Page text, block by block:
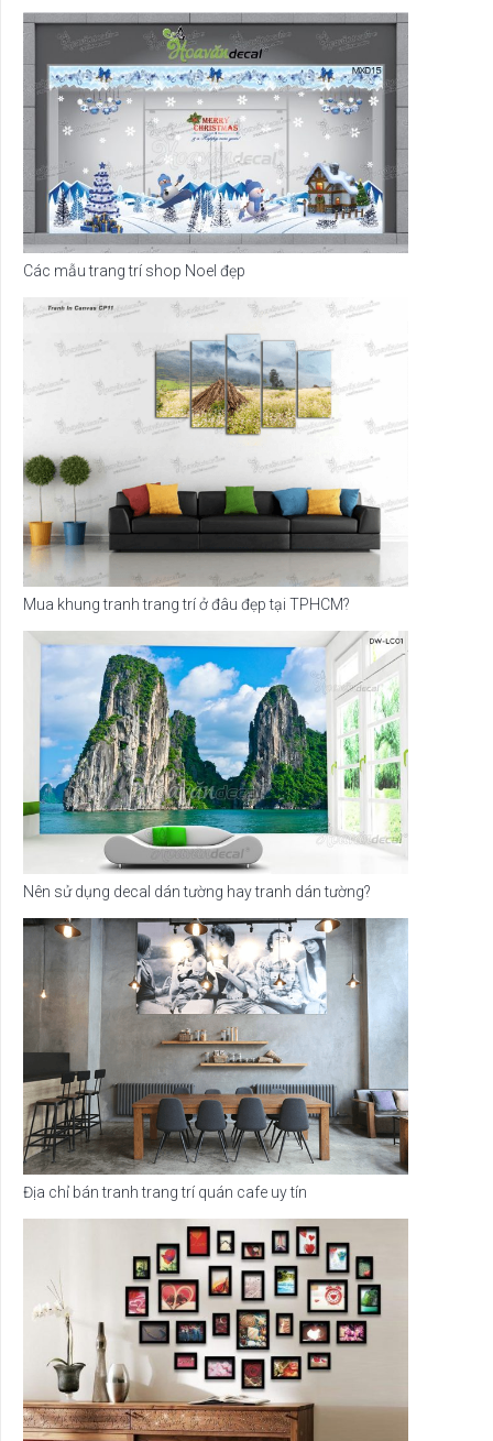
Các mẫu trang trí shop Noel đẹp
Mua khung tranh trang trí ở đâu đẹp tại TPHCM?
Nên sử dụng decal dán tường hay tranh dán tường?
Địa chỉ bán tranh trang trí quán cafe uy tín